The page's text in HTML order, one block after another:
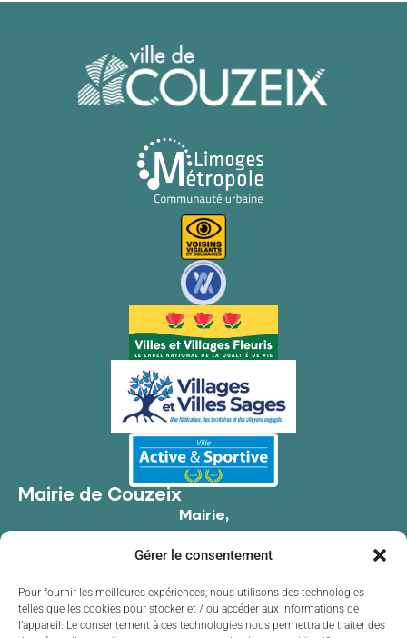
Gérer le consentement
Pour fournir les meilleures expériences, nous utilisons des technologies
telles que les cookies pour stocker et / ou accéder aux informations de
l’appareil. Le consentement à ces technologies nous permettra de traiter des
Mairie de Couzeix
Mairie,
87270 Couzeix
05 55 39 34 09
Contacter la mairie